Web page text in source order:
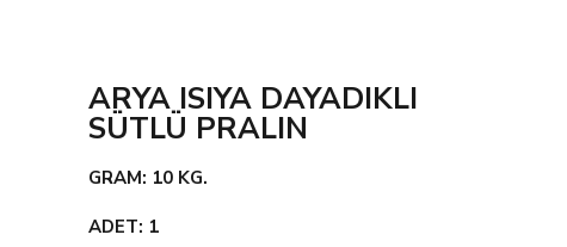
ARYA ISIYA DAYADIKLI
SÜTLÜ PRALIN
GRAM: 10 KG.
ADET: 1